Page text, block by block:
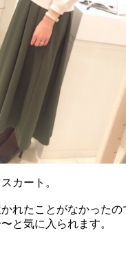
カート。
れたことがなかったの
と気に入られます。